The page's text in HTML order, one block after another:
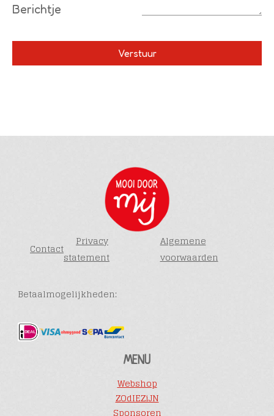
Berichtje
Contact
Privacy
statement
Algemene
voorwaarden
Betaalmogelijkheden:
MENU
Webshop
ZOdIEZiJN
Sponsoren